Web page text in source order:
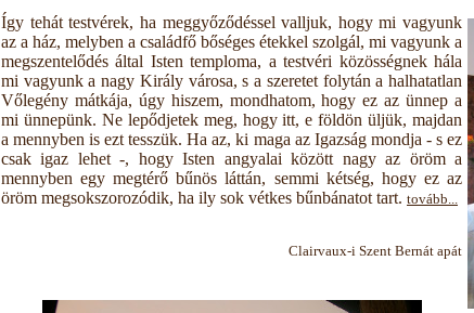
Így tehát testvérek, ha meggyőződéssel valljuk, hogy mi vagyunk
az a ház, melyben a családfő bőséges étekkel szolgál, mi vagyunk a
megszentelődés által Isten temploma, a testvéri közösségnek hála
mi vagyunk a nagy Király városa, s a szeretet folytán a halhatatlan
Vőlegény mátkája, úgy hiszem, mondhatom, hogy ez az ünnep a
mi ünnepünk. Ne lepődjetek meg, hogy itt, e földön üljük, majdan
a mennyben is ezt tesszük. Ha az, ki maga az Igazság mondja - s ez
csak igaz lehet -, hogy Isten angyalai között nagy az öröm a
mennyben egy megtérő bűnös láttán, semmi kétség, hogy ez az
öröm megsokszorozódik, ha ily sok vétkes bűnbánatot tart. tovább...
Clairvaux-i Szent Bernát apát